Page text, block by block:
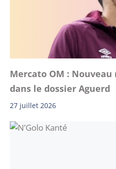
Mercato OM :
dans le dossier Aguerd
27 juillet 2026